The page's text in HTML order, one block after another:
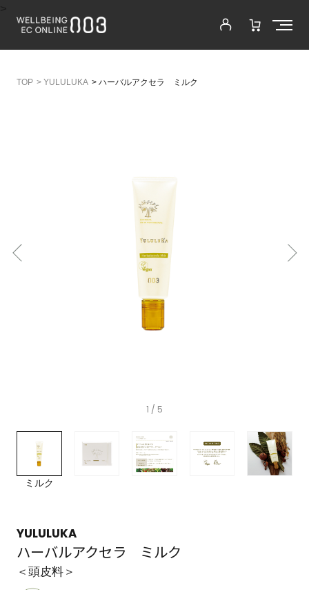
> YULULUKA > ハーバルアクセラ ミルク
1 / 5
ミルク
YULULUKA
ハーバルアクセラ ミルク
＜頭皮料＞